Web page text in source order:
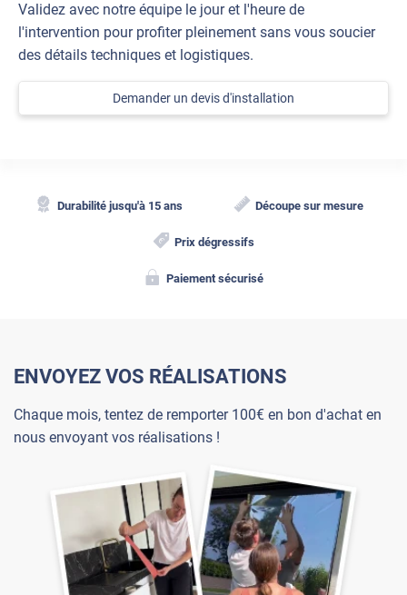
Validez avec notre équipe le jour et l'heure de
l'intervention pour profiter pleinement sans vous soucier
des détails techniques et logistiques.
Demander un devis d'installation
Durabilité jusqu'à 15 ans Découpe sur mesure
Prix dégressifs
Paiement sécurisé
ENVOYEZ VOS RÉALISATIONS
Chaque mois, tentez de remporter 100€ en bon d'achat en
nous envoyant vos réalisations !